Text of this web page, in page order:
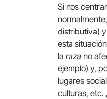
Si nos
distributiva)
esta
laraza no
ejemplo) y,
lugares
culturas, etc.